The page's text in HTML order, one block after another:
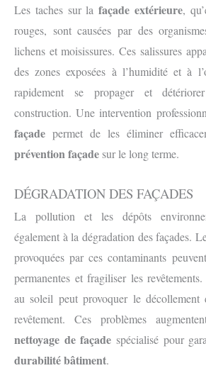
Les taches sur lafaçade extérieure,
rouges, sont causées par des
lichens et moisissures. Ces salissures
des zones exposées à l’humidité et à
rapidement se propager et
construction. Une intervention
façade permet de les éliminer
prévention façade sur le long terme.
DÉGRADATION DES FAÇADES
La pollution et les dépôts
également à la dégradation des façades.
provoquées par ces contaminants
permanentes et fragiliser les
au soleil peut provoquer le
revêtement. Ces problèmes
nettoyage de façade spécialisé pour
durabilité bâtiment.